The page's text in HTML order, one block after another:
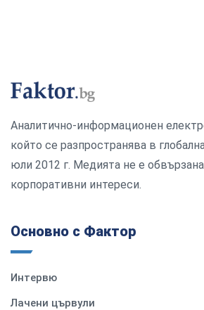
Аналитично-информационен
който се разпространява в
юли 2012 г. Медията не е
корпоративни интереси.
Основно с Фактор
Интервю
Лачени цървули